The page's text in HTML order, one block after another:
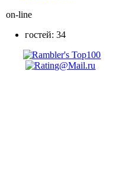
on-line
гостей: 34